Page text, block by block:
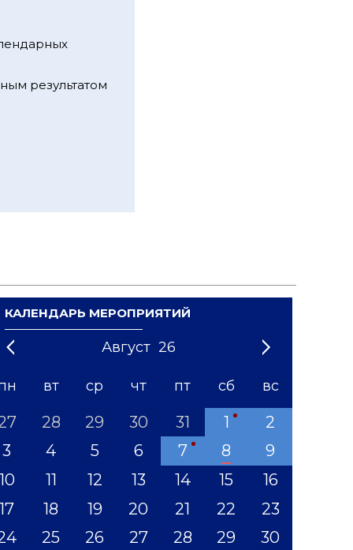
результатом
КАЛЕНДАРЬ МЕРОПРИЯТИЙ
Август 26
3 5 8 10 12
'23 '24 '25 '26 '27 '28 '29 '31
вт ср чт пт сб вс
28 29 30 31 1
2
3
4 5 6 7 8
9
10
11 12 13 14 15
16
17
18 19 20 21 22
23
25 26 27 28 29
30